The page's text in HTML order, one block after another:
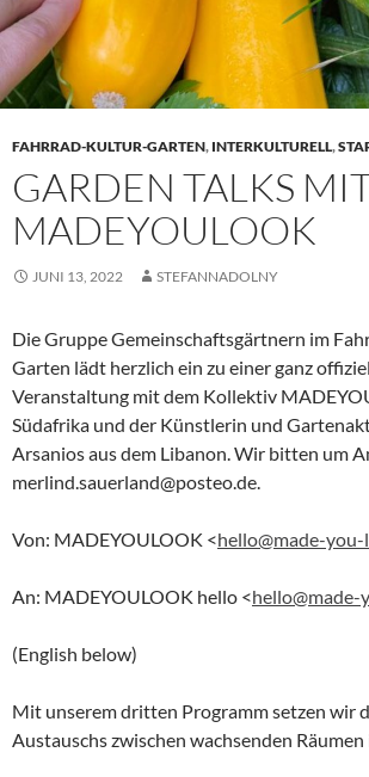
FAHRRAD-KULTUR-GARTEN, INTERKULTURELL,
GARDEN TALKS
MADEYOULOOK
JUNI 13, 2022 STEFANNADOLNY
Die Gruppe Gemeinschaftsgärtnern im
Garten lädt herzlich ein zu einer ganz
Veranstaltung mit dem Kollektiv
Südafrika und der Künstlerin und
Arsanios aus dem Libanon. Wir bitten um
merlind.sauerland@posteo.de.
Von: MADEYOULOOK <hello@made-
An: MADEYOULOOK hello <
(English below)
Mit unserem dritten Programm setzen wir
Austauschs zwischen wachsenden